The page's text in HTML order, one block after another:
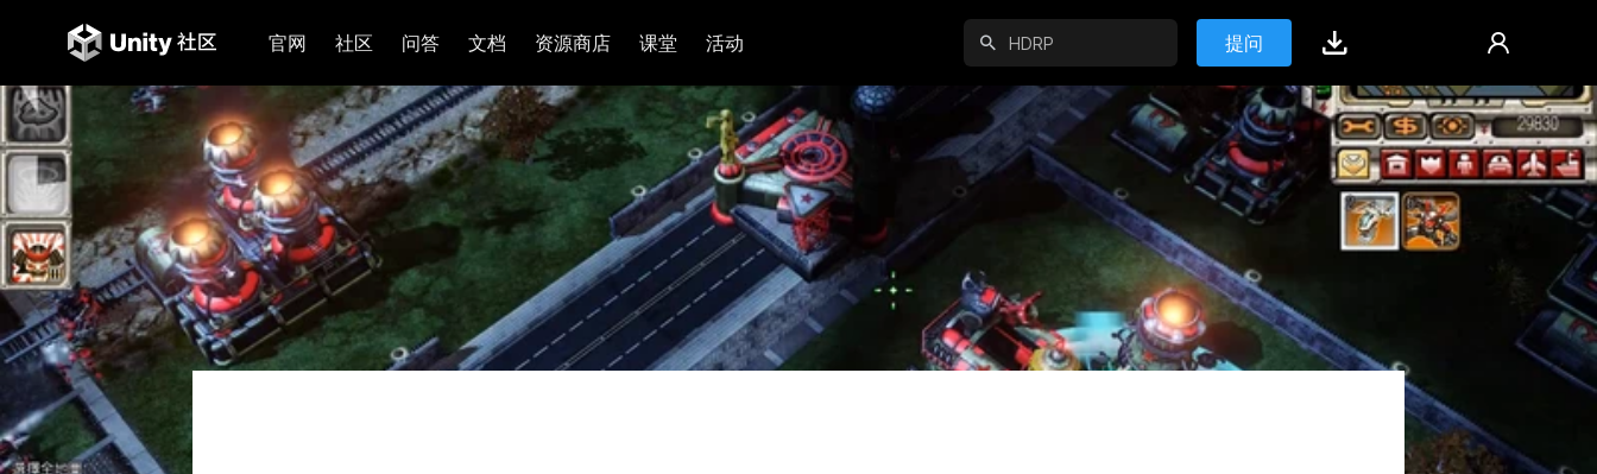
官网 社区 问答 文档 资源商店 课堂 活动 提问